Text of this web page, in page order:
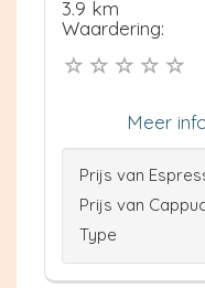
3.9 km
Waardering:
Meer
Prijs van
Prijs van
Type